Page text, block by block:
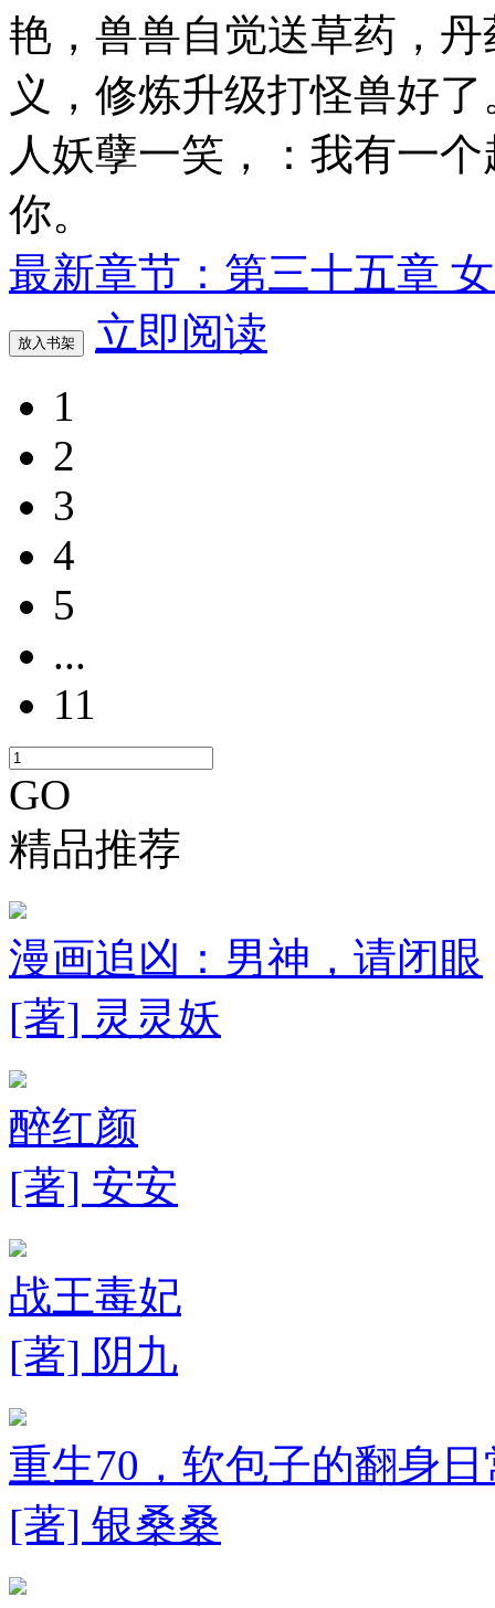
艳，兽兽自觉送草药，丹
义，修炼升级打怪兽好
人妖孽一笑，：我有一
你。
最新章节：第三十五章
放入书架
立即阅读
1
2
3
4
5
...
11
GO
精品推荐
漫画追凶：男神，请闭眼
[著] 灵灵妖
醉红颜
[著] 安安
战王毒妃
[著] 阴九
重生70，软包子的翻身日
[著] 银桑桑